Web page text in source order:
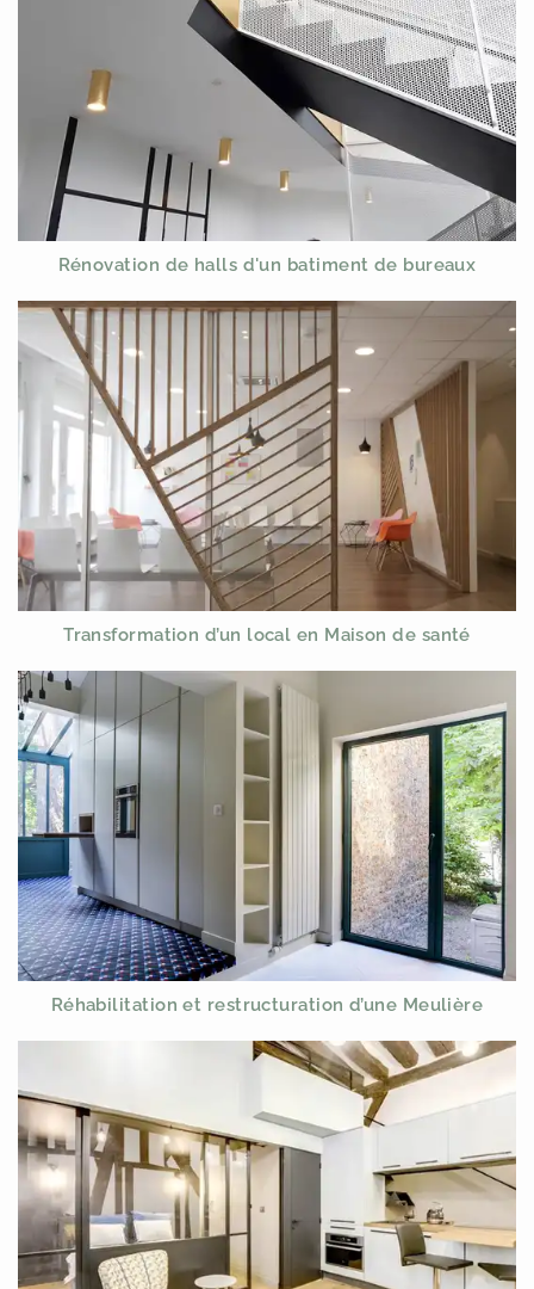
Rénovation de halls d'un batiment de bureaux
Transformation d’un local en Maison de santé
Réhabilitation et restructuration d’une Meulière